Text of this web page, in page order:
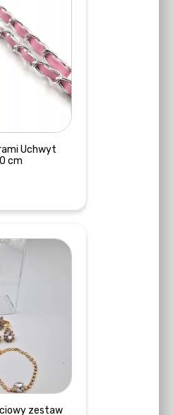
Uchwyt
cm
zestaw